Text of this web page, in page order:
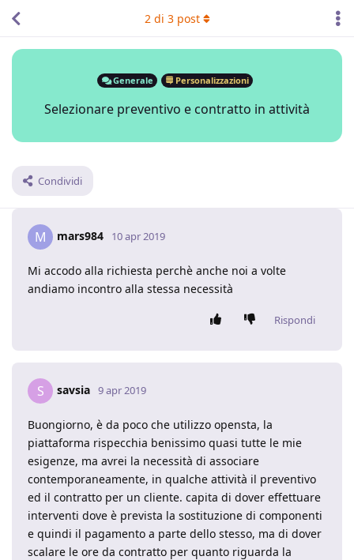
Generale Personalizzazioni
Selezionare preventivo e contratto in attività
Condividi
2di 3post
M mars984 10 apr 2019
Mi accodo alla richiesta perchè anche noi a volte
andiamo incontro alla stessa necessità
Rispondi
S savsia 9 apr 2019
Buongiorno, è da poco che utilizzo opensta, la
piattaforma rispecchia benissimo quasi tutte le mie
esigenze, ma avrei la necessità di associare
contemporaneamente, in qualche attività il preventivo
ed il contratto per un cliente. capita di dover effettuare
interventi dove è prevista la sostituzione di componenti
e quindi il pagamento a parte dello stesso, ma di dover
scalare le ore da contratto per quanto riguarda la